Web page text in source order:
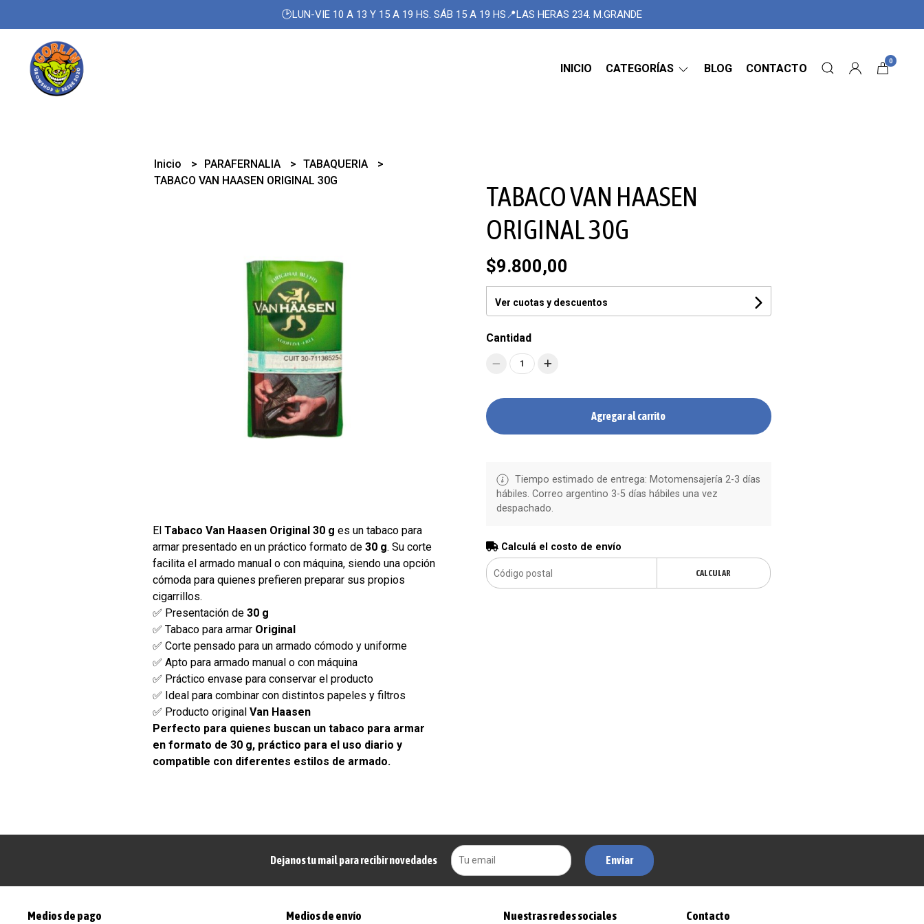
🕑LUN-VIE 10 A 13 Y 15 A 19 HS. SÁB 15 A 19 HS📍LAS HERAS 234. M.GRANDE
INICIO CATEGORÍAS BLOG CONTACTO
0
Inicio PARAFERNALIA
TABAQUERIA
TABACO VAN HAASEN ORIGINAL 30G
ElTabaco Van Haasen Original 30 g es un tabaco para
armar presentado en un práctico formato de30 g. Su corte
facilita el armado manual o con máquina, siendo una opción
cómoda para quienes prefieren preparar sus propios
cigarrillos.
✅ Presentación de30 g
✅ Tabaco para armar Original
✅ Corte pensado para un armado cómodo y uniforme
✅ Apto para armado manual o con máquina
✅ Práctico envase para conservar el producto
✅ Ideal para combinar con distintos papeles y filtros
✅ Producto originalVan Haasen
Perfecto para quienes buscan un tabaco para armar
en formato de 30 g, práctico para el uso diario y
compatible con diferentes estilos de armado.
TABACO VAN HAASEN
ORIGINAL 30G
$9.800,00
Ver cuotas y descuentos
Cantidad
1
Agregar al carrito
Tiempo estimado de entrega: Motomensajería 2-3 días
hábiles. Correo argentino 3-5 días hábiles una vez
despachado.
Calculá el costo de envío
CALCULAR
Dejanos tu mail para recibir novedades Enviar
Medios de pago Medios de envío Nuestras redes sociales Contacto